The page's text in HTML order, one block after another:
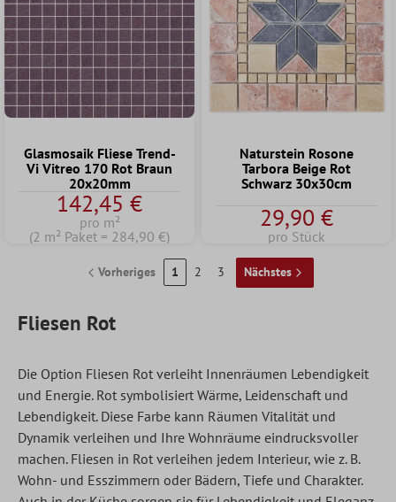
Glasmosaik Fliese Trend-
Vi Vitreo 170 Rot Braun
20x20mm
142,45 €
pro m²
(2 m² Paket = 284,90 €)
Naturstein Rosone
Tarbora Beige Rot
Schwarz 30x30cm
29,90 €
pro Stück
Vorheriges 1 2 3 Nächstes
Fliesen Rot
Die Option Fliesen Rot verleiht Innenräumen Lebendigkeit
und Energie. Rot symbolisiert Wärme, Leidenschaft und
Lebendigkeit. Diese Farbe kann Räumen Vitalität und
Dynamik verleihen und Ihre Wohnräume eindrucksvoller
machen. Fliesen in Rot verleihen jedem Interieur, wie z. B.
Wohn- und Esszimmern oder Bädern, Tiefe und Charakter.